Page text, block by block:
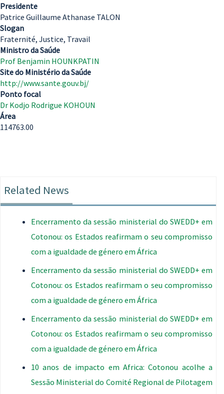
Presidente
Patrice Guillaume Athanase TALON
Slogan
Fraternité, Justice, Travail
Ministro da Saúde
Prof Benjamin HOUNKPATIN
Site do Ministério da Saúde
http://www.sante.gouv.bj/
Ponto focal
Dr Kodjo Rodrigue KOHOUN
Área
114763.00
Related News
Encerramento da sessão ministerial do SWEDD+ em
Cotonou: os Estados reafirmam o seu compromisso
com a igualdade de género em África
Encerramento da sessão ministerial do SWEDD+ em
Cotonou: os Estados reafirmam o seu compromisso
com a igualdade de género em África
Encerramento da sessão ministerial do SWEDD+ em
Cotonou: os Estados reafirmam o seu compromisso
com a igualdade de género em África
10 anos de impacto em Africa: Cotonou acolhe a
Sessão Ministerial do Comité Regional de Pilotagem